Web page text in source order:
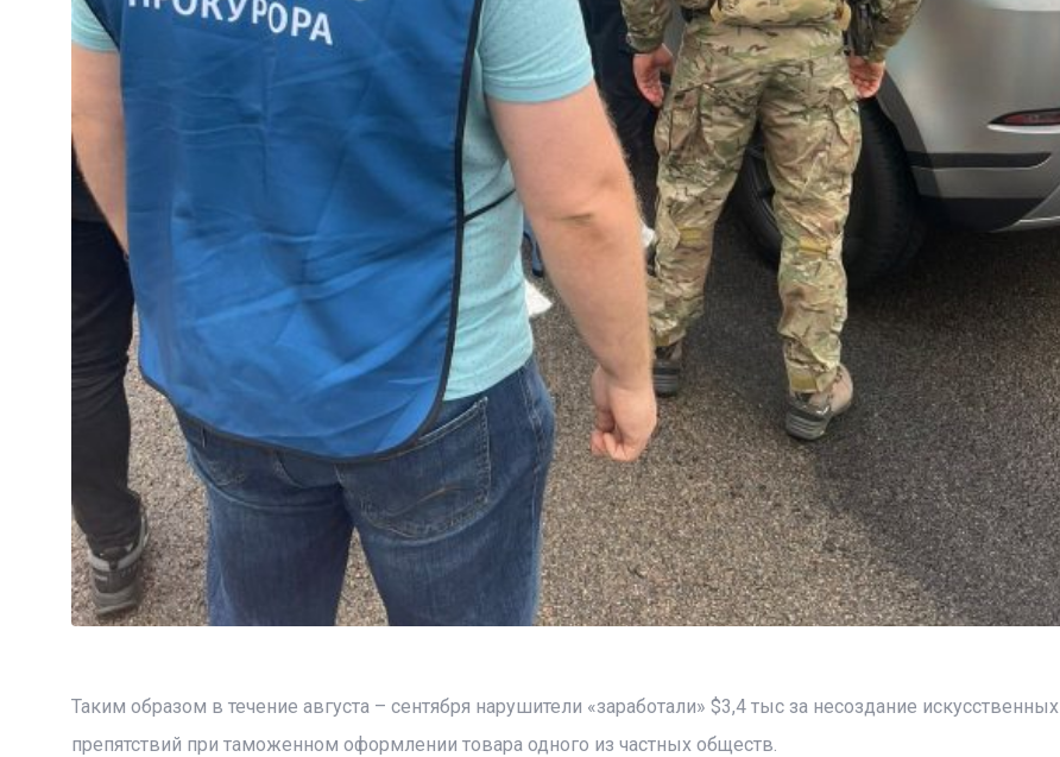
Таким образом в течение августа – сентября нарушители «заработали» $3,4 тыс за несоздание искусственных
препятствий при таможенном оформлении товара одного из частных обществ.